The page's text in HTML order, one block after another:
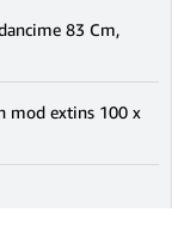
83 Cm,
mod extins 100 x